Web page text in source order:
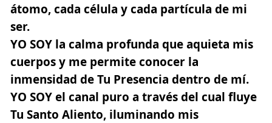
átomo, cada célula y cada partícula de mi
ser.
YO SOY la calma profunda que aquieta mis
cuerpos y me permite conocer la
inmensidad de Tu Presencia dentro de mí.
YO SOY el canal puro a través del cual fluye
Tu Santo Aliento, iluminando mis